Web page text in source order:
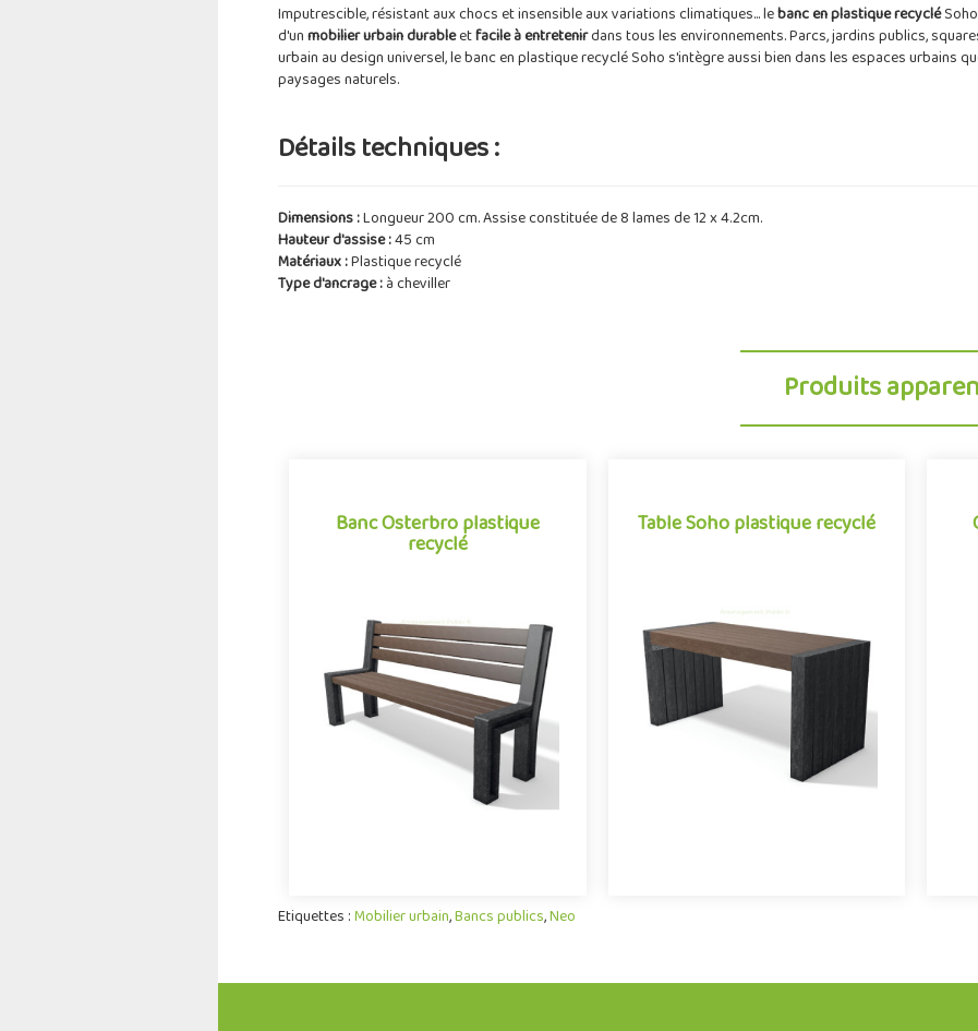
Imputrescible, résistant aux chocs et insensible aux variations climatiques... lebanc en plastique recyclé
d'unmobilier urbain durableetfacile à entretenirdans tous les environnements. Parcs, jardins publics,
urbain au design universel, le banc en plastique recyclé Soho s'intègre aussi bien dans les espaces urbains
paysages naturels.
Détails techniques :
Dimensions :Longueur 200 cm. Assise constituée de 8 lames de 12 x 4.2cm.
Hauteur d'assise :45 cm
Matériaux :Plastique recyclé
Type d'ancrage :à cheviller
Produits
Banc Osterbro plastique
recyclé
recyclé
Mobilier urbain conçu en plastique
recyclé, le banc Osterbro de la
gamme Neo conjugue avec succès
design et développement dur..
Table Soho plastique recyclé
Table Soho plastique recyclé
Mobilier urbain conçu en plastique
recyclé, la table Soho de la gamme
Neo conjugue avec succès design et
développement durabl..
Etiquettes :Mobilier urbain,Bancs publics,Neo